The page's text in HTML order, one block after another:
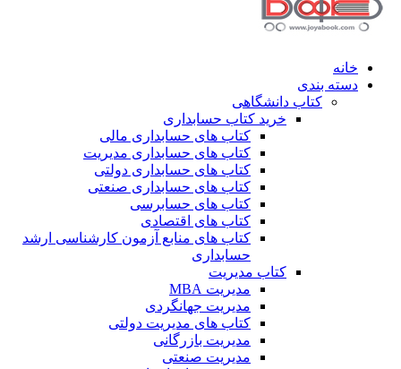
خانه
دسته بندی
کتاب دانشگاهی
خرید کتاب حسابداری
کتاب های حسابداری مالی
کتاب های حسابداری مدیریت
کتاب های حسابداری دولتی
کتاب های حسابداری صنعتی
کتاب های حسابرسی
کتاب های اقتصادی
کتاب های منابع آزمون کارشناسی ارشد
حسابداری
کتاب مدیریت
مدیریت MBA
مدیریت جهانگردی
کتاب های مدیریت دولتی
مدیریت بازرگانی
مدیریت صنعتی